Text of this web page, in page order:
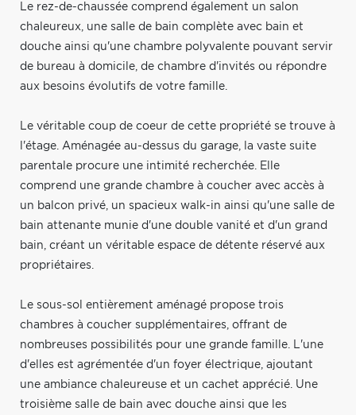
Le rez-de-chaussée comprend également un salon
chaleureux, une salle de bain complète avec bain et
douche ainsi qu'une chambre polyvalente pouvant servir
de bureau à domicile, de chambre d'invités ou répondre
aux besoins évolutifs de votre famille.
Le véritable coup de coeur de cette propriété se trouve à
l'étage. Aménagée au-dessus du garage, la vaste suite
parentale procure une intimité recherchée. Elle
comprend une grande chambre à coucher avec accès à
un balcon privé, un spacieux walk-in ainsi qu'une salle de
bain attenante munie d'une double vanité et d'un grand
bain, créant un véritable espace de détente réservé aux
propriétaires.
Le sous-sol entièrement aménagé propose trois
chambres à coucher supplémentaires, offrant de
nombreuses possibilités pour une grande famille. L'une
d'elles est agrémentée d'un foyer électrique, ajoutant
une ambiance chaleureuse et un cachet apprécié. Une
troisième salle de bain avec douche ainsi que les